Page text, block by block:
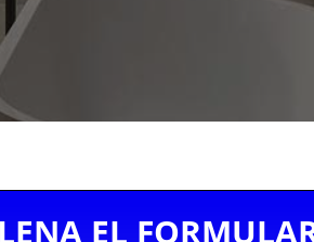
EL